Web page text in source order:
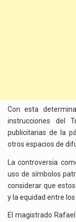
Con esta
instrucciones del
publicitarias de la
otros espacios de
La controversia
uso de símbolos
considerar que
y la equidad entre
El magistrado